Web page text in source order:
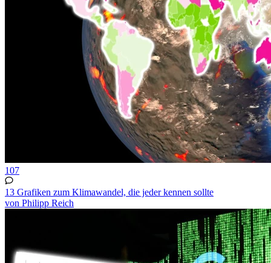
107
13 Grafiken zum Klimawandel, die jeder kennen sollte
von Philipp Reich